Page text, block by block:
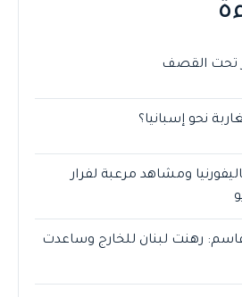
تحت القصف
نحو إسبانيا؟
ومشاهد مرعبة لفرار
رهنت لبنان للخارج وساعدت